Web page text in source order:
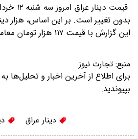
بدون تغییر است. بر این اساس، هزار
این گزارش با قیمت ۱۱۷ هزار تومان معامله می‌شود.
منبع: تجارت نیوز
برای اطلاع از آخرین اخبار و تحلیل‌ها
بپیوندید.
دینار عراق